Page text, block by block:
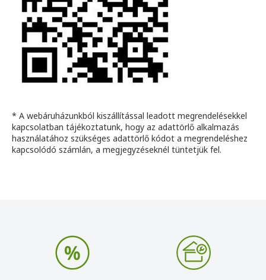
* A webáruházunkból kiszállítással leadott megrendelésekkel
kapcsolatban tájékoztatunk, hogy az adattörlő alkalmazás
használatához szükséges adattörlő kódot a megrendeléshez
kapcsolódó számlán, a megjegyzéseknél tüntetjük fel.